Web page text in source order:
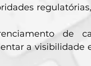
de
a visibilidade